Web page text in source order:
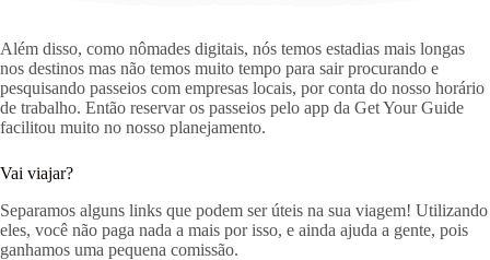
Além disso, como nômades digitais, nós temos estadias mais longas
nos destinos mas não temos muito tempo para sair procurando e
pesquisando passeios com empresas locais, por conta do nosso horário
de trabalho. Então reservar os passeios pelo app da Get Your Guide
facilitou muito no nosso planejamento.
Vai viajar?
Separamos alguns links que podem ser úteis na sua viagem! Utilizando
eles, você não paga nada a mais por isso, e ainda ajuda a gente, pois
ganhamos uma pequena comissão.